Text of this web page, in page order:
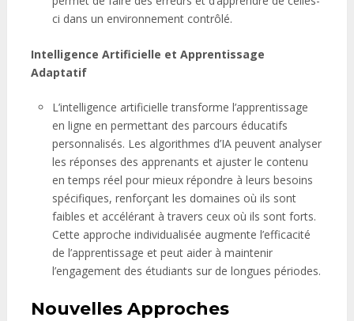
ci dans un environnement contrôlé.
Intelligence Artificielle et Apprentissage
Adaptatif
L’intelligence artificielle transforme l’apprentissage
en ligne en permettant des parcours éducatifs
personnalisés. Les algorithmes d’IA peuvent analyser
les réponses des apprenants et ajuster le contenu
en temps réel pour mieux répondre à leurs besoins
spécifiques, renforçant les domaines où ils sont
faibles et accélérant à travers ceux où ils sont forts.
Cette approche individualisée augmente l’efficacité
de l’apprentissage et peut aider à maintenir
l’engagement des étudiants sur de longues périodes.
Nouvelles Approches